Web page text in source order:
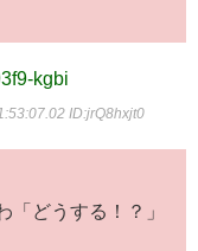
kgbi
ID:jrQ8hxjt0
「どうする！？」